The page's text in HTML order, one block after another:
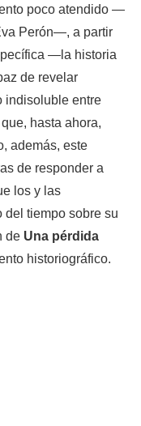
poco atendido —
Perón—, a partir
—la historia
de revelar
entre
hasta ahora,
además, este
de responder a
los y las
del tiempo sobre su
de Una pérdida
historiográfico.